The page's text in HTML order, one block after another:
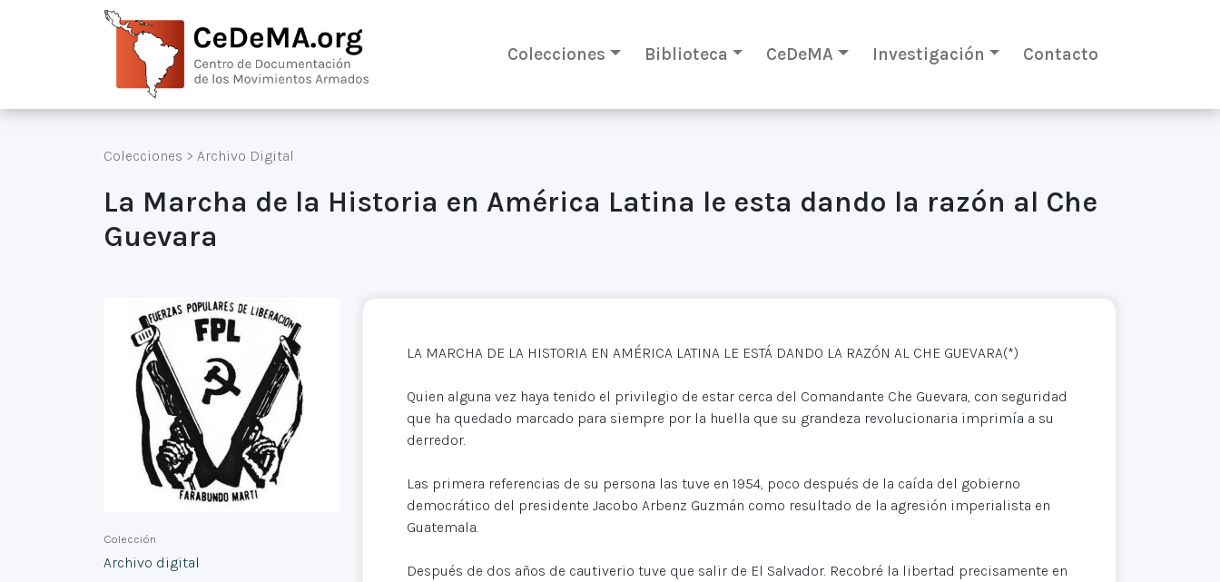
Colecciones Biblioteca CeDeMA Investigación Contacto
Colecciones > Archivo Digital
La Marcha de la Historia en América Latina le esta dando la razón al Che
Guevara
Colección
Archivo digital
LA MARCHA DE LA HISTORIA EN AMÉRICA LATINA LE ESTÁ DANDO LA RAZÓN AL CHE GUEVARA(*)
Quien alguna vez haya tenido el privilegio de estar cerca del Comandante Che Guevara, con seguridad
que ha quedado marcado para siempre por la huella que su grandeza revolucionaria imprimía a su
derredor.
Las primera referencias de su persona las tuve en 1954, poco después de la caída del gobierno
democrático del presidente Jacobo Arbenz Guzmán como resultado de la agresión imperialista en
Guatemala.
Después de dos años de cautiverio tuve que salir de El Salvador. Recobré la libertad precisamente en